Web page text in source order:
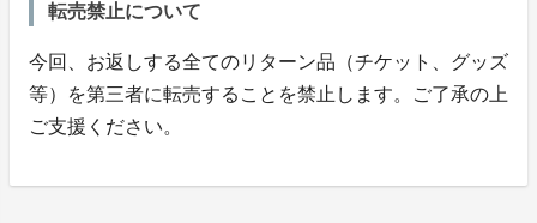
転売禁止について
今回、お返しする全てのリターン品（チケット、グッズ
等）を第三者に転売することを禁止します。ご了承の上
ご支援ください。